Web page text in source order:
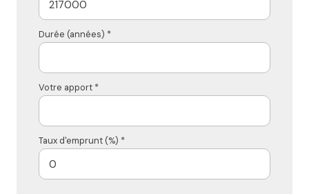
Durée (années) *
Votre apport *
Taux d'emprunt (%) *